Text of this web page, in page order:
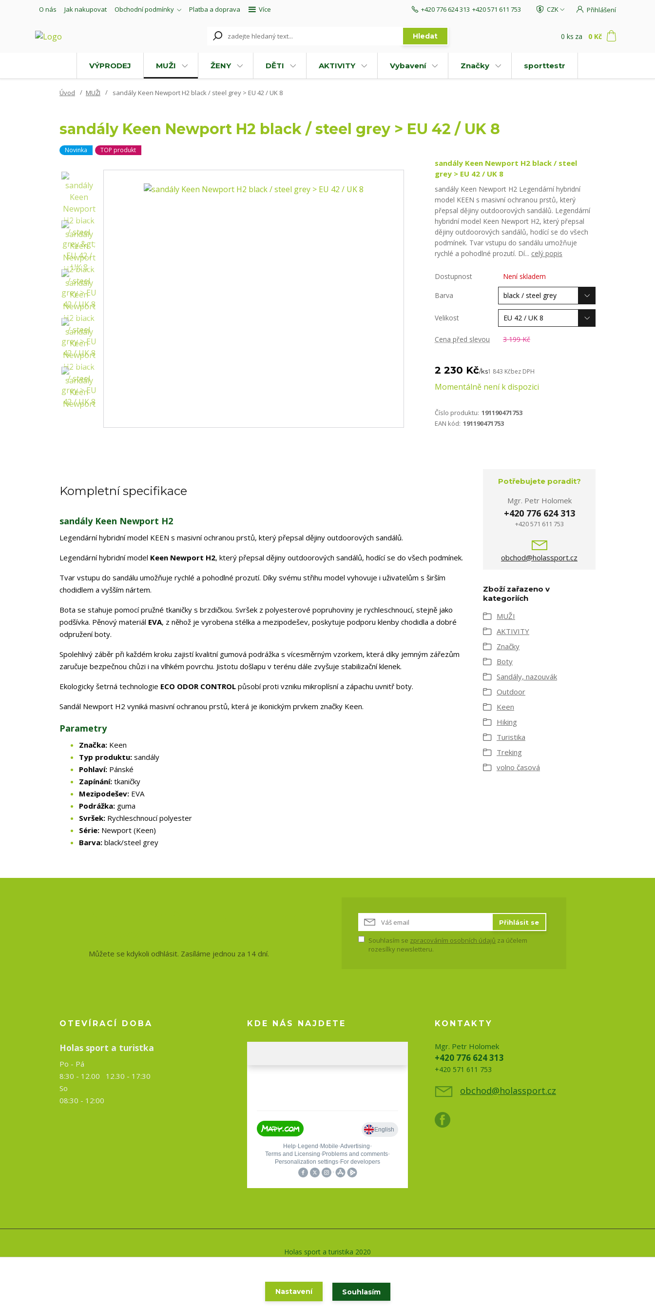
O nás Jak nakupovat Obchodní podmínky Platba a doprava Více CZK Přihlášení
Hledat
+420 776 624 313 +420 571 611 753
0 ks za 0 Kč
VÝPRODEJ MUŽI ŽENY DĚTI AKTIVITY Vybavení Značky sporttestr
Úvod MUŽI sandály Keen Newport H2 black / steel grey > EU 42 / UK 8
sandály Keen Newport H2 black / steel grey > EU 42 / UK 8
Novinka TOP produkt
sandály Keen Newport H2 black / steel
grey > EU 42 / UK 8
sandály Keen Newport H2 Legendární hybridní
model KEEN s masivní ochranou prstů, který
přepsal dějiny outdoorových sandálů. Legendární
hybridní model Keen Newport H2, který přepsal
dějiny outdoorových sandálů, hodící se do všech
podmínek. Tvar vstupu do sandálu umožňuje
rychlé a pohodlné prozutí. Dí... celý popis
Dostupnost Není skladem
Barva
Velikost
Cena před slevou 3 199 Kč
2 230 Kč/ks1 843 Kčbez DPH
Momentálně není k dispozici
Číslo produktu: 191190471753
EAN kód: 191190471753
Kompletní specifikace
sandály Keen Newport H2
Legendární hybridní model KEEN s masivní ochranou prstů, který přepsal dějiny outdoorových sandálů.
Legendární hybridní model Keen Newport H2, který přepsal dějiny outdoorových sandálů, hodící se do všech podmínek.
Tvar vstupu do sandálu umožňuje rychlé a pohodlné prozutí. Díky svému střihu model vyhovuje i uživatelům s širším
chodidlem a vyšším nártem.
Bota se stahuje pomocí pružné tkaničky s brzdičkou. Svršek z polyesterové popruhoviny je rychleschnoucí, stejně jako
podšívka. Pěnový materiál EVA, z něhož je vyrobena stélka a mezipodešev, poskytuje podporu klenby chodidla a dobré
odpružení boty.
Spolehlivý záběr při každém kroku zajistí kvalitní gumová podrážka s vícesměrným vzorkem, která díky jemným zářezům
zaručuje bezpečnou chůzi i na vlhkém povrchu. Jistotu došlapu v terénu dále zvyšuje stabilizační klenek.
Ekologicky šetrná technologie ECO ODOR CONTROL působí proti vzniku mikroplísní a zápachu uvnitř boty.
Sandál Newport H2 vyniká masivní ochranou prstů, která je ikonickým prvkem značky Keen.
Parametry
Značka: Keen
Typ produktu: sandály
Pohlaví: Pánské
Zapínání: tkaničky
Mezipodešev: EVA
Podrážka: guma
Svršek: Rychleschnoucí polyester
Série: Newport (Keen)
Barva: black/steel grey
Potřebujete poradit?
Mgr. Petr Holomek
+420 776 624 313
+420 571 611 753
obchod@holassport.cz
Zboží zařazeno v
kategoriích
MUŽI
AKTIVITY
Značky
Boty
Sandály, nazouvák
Outdoor
Keen
Hiking
Turistika
Treking
volno časová
Můžete se kdykoli odhlásit. Zasíláme jednou za 14 dní.
Přihlásit se
Souhlasím se zpracováním osobních údajů za účelem
rozesílky newsletteru.
OTEVÍRACÍ DOBA
Holas sport a turistka
Po - Pá
8:30 - 12.00 12.30 - 17:30
So
08:30 - 12:00
KDE NÁS NAJDETE KONTAKTY
Mgr. Petr Holomek
+420 776 624 313
+420 571 611 753
obchod@holassport.cz
Holas sport a turistika 2020
Nastavení Souhlasím